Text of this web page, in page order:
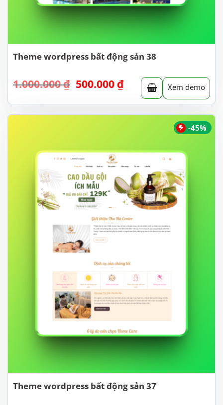
Theme wordpress bất động sản 38
1.000.000₫ Giá
là:
1.000.000 ₫.
500.000 ₫Giá
hiện
tại
là:
Xem demo
-45%
Theme wordpress bất động sản 37